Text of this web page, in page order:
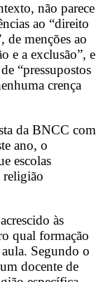
não parece
ao “direito
de menções ao
e a exclusão”, e
“pressupostos
crença
da BNCC com
ano, o
escolas
religião
às
qual formação
Segundo o
docente de